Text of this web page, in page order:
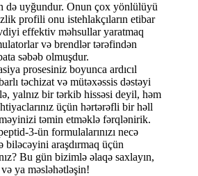
də uyğundur. Onun çox yönlülüyü
profili onu istehlakçıların etibar
effektiv məhsullar yaratmaq
və brendlər tərəfindən
səbəb olmuşdur.
prosesiniz boyunca ardıcıl
təchizat və mütəxəssis dəstəyi
yalnız bir tərkib hissəsi deyil, həm
üçün hərtərəfli bir həll
təmin etməklə fərqlənirik.
3-ün formulalarınızı necə
biləcəyini araşdırmaq üçün
Bu gün bizimlə əlaqə saxlayın,
ya məsləhətləşin!